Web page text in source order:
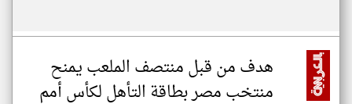
هدف من قبل منتصف الملعب يمنح
منتخب مصر بطاقة التأهل لكأس أمم